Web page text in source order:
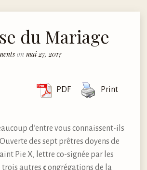
du Mariage
on mai 27, 2017
PDF Print
d’entre vous connaissent-ils
des sept prêtres doyens de
Pie X, lettre co-signée par les
trois autres congrégations de la